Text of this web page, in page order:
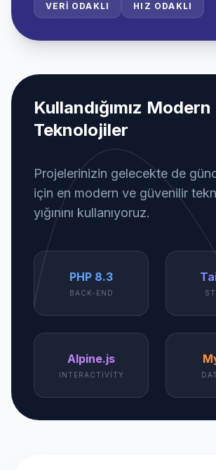
VERI ODAKLI HIZ ODAKLI
Kullandığımız Modern
Teknolojiler
Projelerinizin gelecekte de
için en modern ve güvenilir
yığınını kullanıyoruz.
PHP 8.3
BACK-END
Alpine.js
INTERACTIVITY